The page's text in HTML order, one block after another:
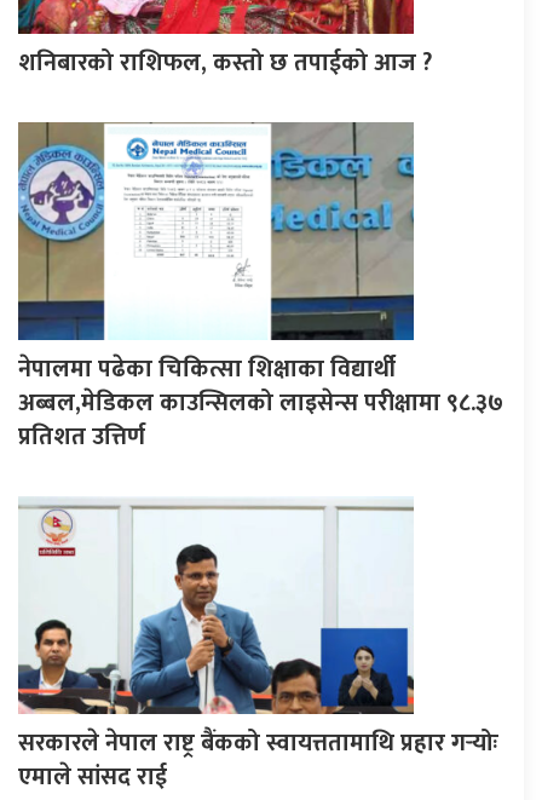
शनिबारको राशिफल, कस्तो छ तपाईको आज ?
नेपालमा पढेका चिकित्सा शिक्षाका विद्यार्थी
अब्बल,मेडिकल काउन्सिलको लाइसेन्स परीक्षामा ९८.३७
प्रतिशत उत्तिर्ण
सरकारले नेपाल राष्ट्र बैंकको स्वायत्ततामाथि प्रहार गर्‍योः
एमाले सांसद राई